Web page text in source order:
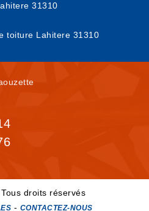
31310
toiture Lahitere 31310
droits réservés
- CONTACTEZ-NOUS